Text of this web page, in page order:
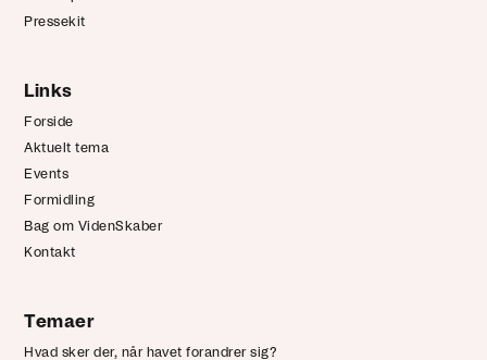
Pressekit
Links
Forside
Aktuelt tema
Events
Formidling
Bag om VidenSkaber
Kontakt
Temaer
Hvad sker der, når havet forandrer sig?